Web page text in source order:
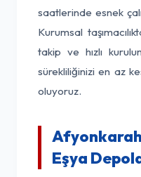
saatlerinde esnek
Kurumsal
takip ve hızlı
sürekliliğinizi en az
oluyoruz.
Eşya